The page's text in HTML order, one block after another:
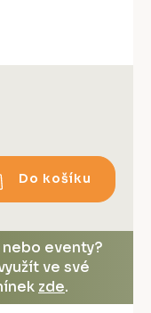
Do košíku
eventy?
ve své
zde.